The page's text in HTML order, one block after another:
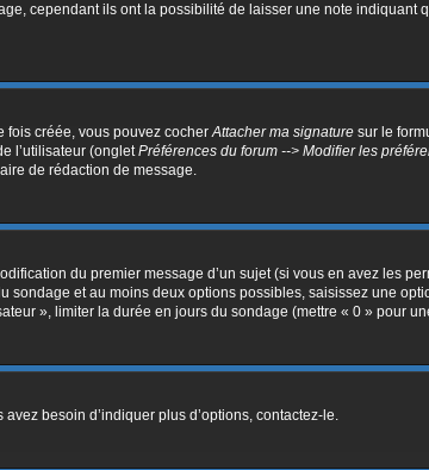
cependant ils ont la possibilité de laisser une note
fois créée, vous pouvez cocherAttacher ma signature sur le
l’utilisateur (ongletPréférences du forum --> Modifier les
de rédaction de message.
du premier message d’un sujet (si vous en avez les
sondage et au moins deux options possibles, saisissez une
», limiter la durée en jours du sondage (mettre « 0 » pour
besoin d’indiquer plus d’options, contactez-le.